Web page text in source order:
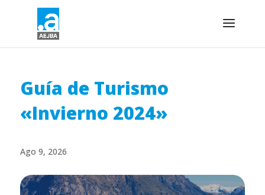
Guía de Turismo
«Invierno 2024»
Ago 9, 2026